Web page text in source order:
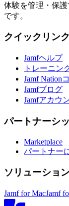
体験を管理・保
です。
クイックリンク
Jamfヘルプ
トレーニン
Jamf Nation
Jamfブログ
Jamfアカウ
パートナーシ
Marketplace
パートナー
ソリューション
Jamf for MacJamf